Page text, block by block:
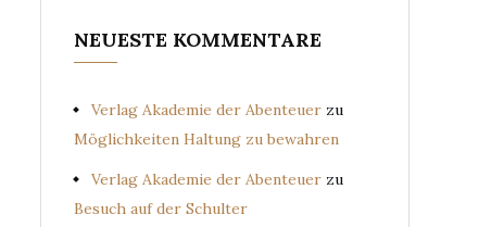
NEUESTE KOMMENTARE
Verlag Akademie der Abenteuer zu
Möglichkeiten Haltung zu bewahren
Verlag Akademie der Abenteuer zu
Besuch auf der Schulter